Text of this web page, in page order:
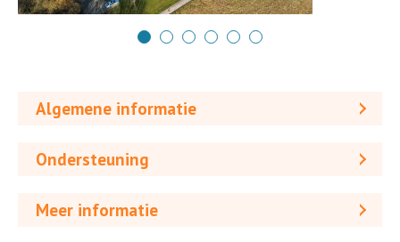
Algemene informatie
Ondersteuning
Meer informatie